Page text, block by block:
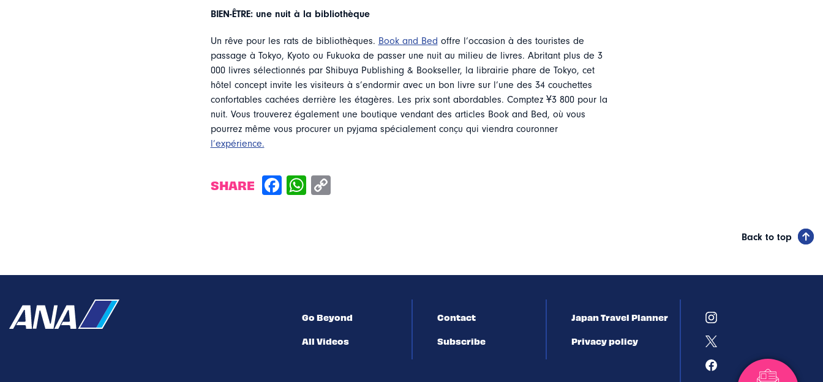
BIEN-ÊTRE: une nuit à la bibliothèque
Un rêve pour les rats de bibliothèques. Book and Bed offre l’occasion à des touristes de
passage à Tokyo, Kyoto ou Fukuoka de passer une nuit au milieu de livres. Abritant plus de 3
000 livres sélectionnés par Shibuya Publishing & Bookseller, la librairie phare de Tokyo, cet
hôtel concept invite les visiteurs à s’endormir avec un bon livre sur l’une des 34 couchettes
confortables cachées derrière les étagères. Les prix sont abordables. Comptez Ұ3 800 pour la
nuit. Vous trouverez également une boutique vendant des articles Book and Bed, où vous
pourrez même vous procurer un pyjama spécialement conçu qui viendra couronner
l’expérience.
SHARE
Back to top
Go Beyond
All Videos
Contact
Subscribe
Japan Travel Planner
Privacy policy